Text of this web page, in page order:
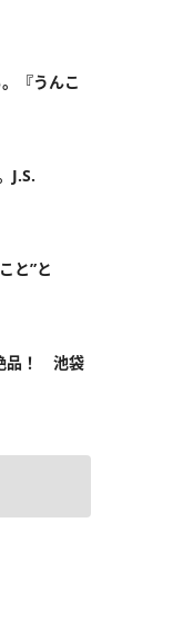
『うんこ
J.S.
と”と
品！ 池袋